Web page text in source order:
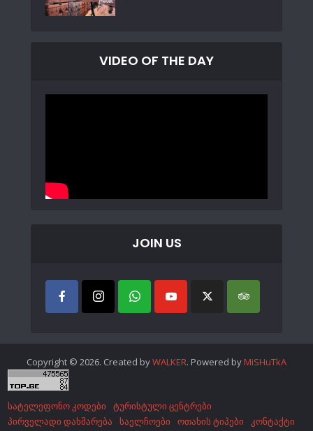
VIDEO OF THE DAY
JOIN US
Copyright © 2026. Created byWALKER. Powered byMiSHuTkA
სატელეფონო კოდები
ტურისტული ცენტრები
პირველადი დახმარება
საელჩოები ოთახის ტიპები კონტაქტი